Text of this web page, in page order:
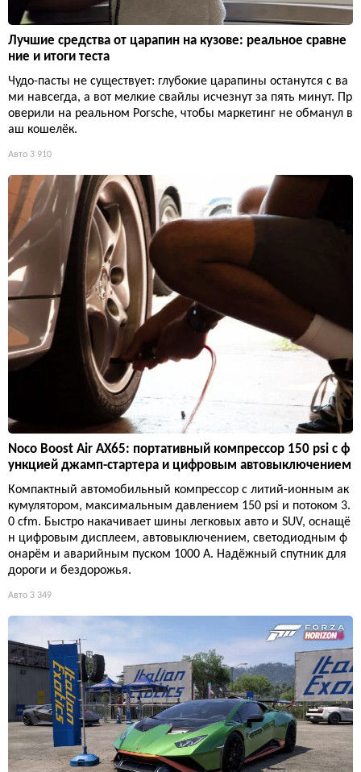
Лучшие средства от царапин на кузове: реальное сравне
ние и итоги теста
Чудо-пасты не существует: глубокие царапины останутся с ва
ми навсегда, а вот мелкие свайлы исчезнут за пять минут. Пр
оверили на реальном Porsche, чтобы маркетинг не обманул в
аш кошелёк.
Авто 3 910
Noco Boost Air AX65: портативный компрессор 150 psi с ф
ункцией джамп-стартера и цифровым автовыключением
Компактный автомобильный компрессор с литий-ионным ак
кумулятором, максимальным давлением 150 psi и потоком 3.
0 cfm. Быстро накачивает шины легковых авто и SUV, оснащё
н цифровым дисплеем, автовыключением, светодиодным ф
онарём и аварийным пуском 1000 А. Надёжный спутник для
дороги и бездорожья.
Авто 3 349